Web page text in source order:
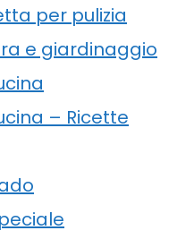
per pulizia
e giardinaggio
– Ricette